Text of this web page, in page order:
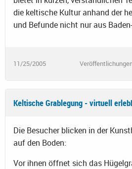
die keltische Kultur anhand der
und Befunde nicht nur aus
11/25/2005
Keltische Grablegung - virtuell
Die Besucher blicken in der
auf den Boden:
Vor ihnen öffnet sich das